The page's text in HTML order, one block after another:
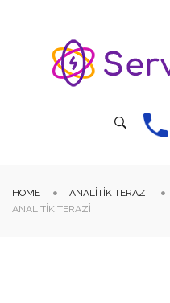
HOME ANALITIK TERAZI
ANALITIK TERAZI